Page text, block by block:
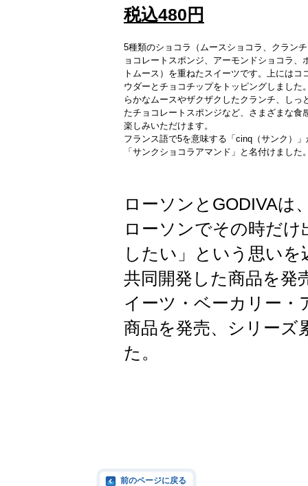
税込480円
5種類のショコラ（ムースショコラ、クラン
ョコレートスポンジ、アーモンドショコラ、
トムース）を重ねたスイーツです。上にはコ
ウダーとチョコチップをトッピングしました
らかなムースやザクザクしたクランチ、しっ
たチョコレートスポンジなど、さまざまな食
楽しみいただけます。
フランス語で5を意味する「cinq（サンク）」
「サンクショコラアマンド」と名付けました
ローソンとGODIVAは
ローソンでその時だ
したい」という思いを
共同開発した商品を発
イーツ・ベーカリー
商品を発売、シリーズ
た。
前のページに戻る